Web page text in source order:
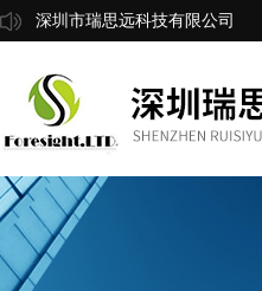
深圳市瑞思远科技有限公司